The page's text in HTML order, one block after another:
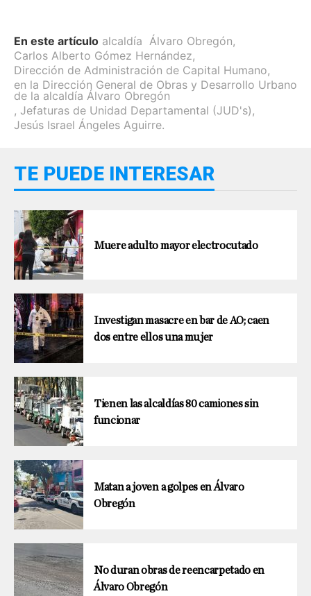
En este artículo alcaldía Álvaro Obregón,
Carlos Alberto Gómez Hernández,
Dirección de Administración de Capital Humano,
en la Dirección General de Obras y Desarrollo Urbano
de la alcaldía Álvaro Obregón
, Jefaturas de Unidad Departamental (JUD's),
Jesús Israel Ángeles Aguirre.
TE PUEDE INTERESAR
Muere adulto mayor electrocutado
Investigan masacre en bar de AO; caen
dos entre ellos una mujer
Tienen las alcaldías 80 camiones sin
funcionar
Matan a joven a golpes en Álvaro
Obregón
No duran obras de reencarpetado en
Álvaro Obregón